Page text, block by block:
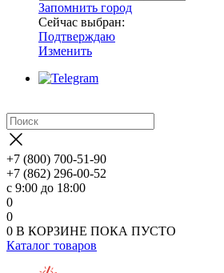
Запомнить город
Сейчас выбран:
Подтверждаю
Изменить
+7 (800) 700-51-90
+7 (862) 296-00-52
с 9:00 до 18:00
0
0
0 В КОРЗИНЕ ПОКА ПУСТО
Каталог товаров